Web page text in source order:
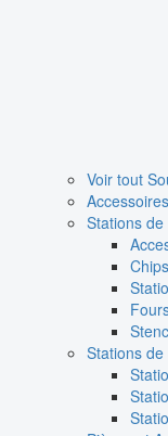
Voir tout
Stations
Stations